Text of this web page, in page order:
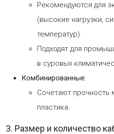
Рекомендуются для
(высокие нагрузки,
температур).
Подходят для
в суровых
Комбинированные:
Сочетают прочность
пластика.
3. Размер и количество